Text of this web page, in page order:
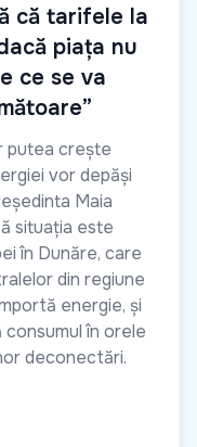
că tarifele la
piața nu
ce se va
putea crește
vor depăși
Maia
situația este
în Dunăre, care
din regiune
energie, și
în orele
deconectări.